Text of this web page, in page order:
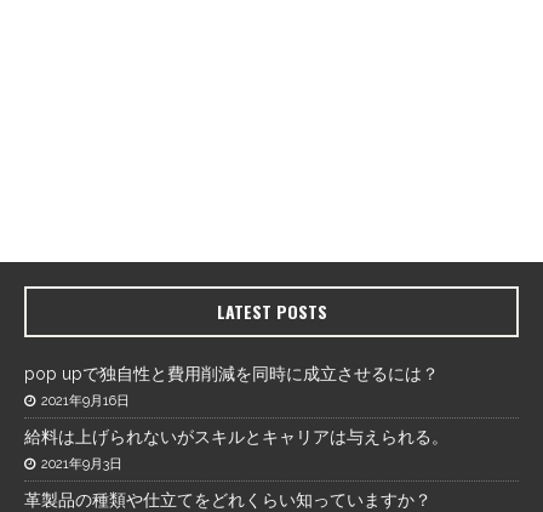
LATEST POSTS
pop upで独自性と費用削減を同時に成立させるには？
2021年9月16日
給料は上げられないがスキルとキャリアは与えられる。
2021年9月3日
革製品の種類や仕立てをどれくらい知っていますか？